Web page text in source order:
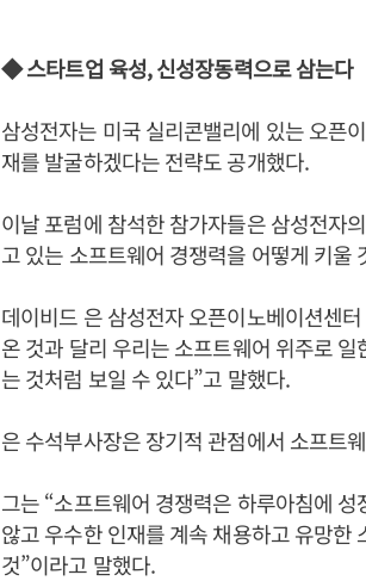
◆ 스타트업 육성, 신성장동력으로 삼는다
삼성전자는 미국 실리콘밸리에 있는 오픈
재를 발굴하겠다는 전략도 공개했다.
이날 포럼에 참석한 참가자들은 삼성전자
고 있는 소프트웨어 경쟁력을 어떻게 키울
데이비드 은 삼성전자 오픈이노베이션센
온 것과 달리 우리는 소프트웨어 위주로
는 것처럼 보일 수 있다”고 말했다.
은 수석부사장은 장기적 관점에서 소프트
그는 “소프트웨어 경쟁력은 하루아침에
않고 우수한 인재를 계속 채용하고 유망
것”이라고 말했다.